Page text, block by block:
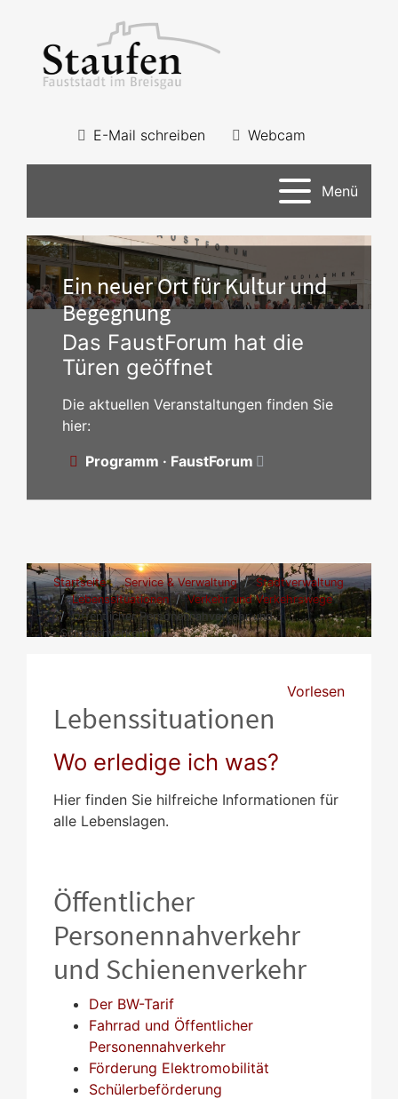
E-Mail schreiben Webcam
Menü
Ein neuer Ort für Kultur und
Begegnung
Das FaustForum hat die
Türen geöffnet
Die aktuellen Veranstaltungen finden Sie
hier:
Programm · FaustForum
Startseite Service & Verwaltung
Stadtverwaltung
Lebenssituationen
Verkehr und Verkehrswege
Öffentlicher Personennahverkehr und
Schienenverkehr
Vorlesen
Lebenssituationen
Wo erledige ich was?
Hier finden Sie hilfreiche Informationen für
alle Lebenslagen.
Öffentlicher
Personennahverkehr
und Schienenverkehr
Der BW-Tarif
Fahrrad und Öffentlicher
Personennahverkehr
Förderung Elektromobilität
Schülerbeförderung